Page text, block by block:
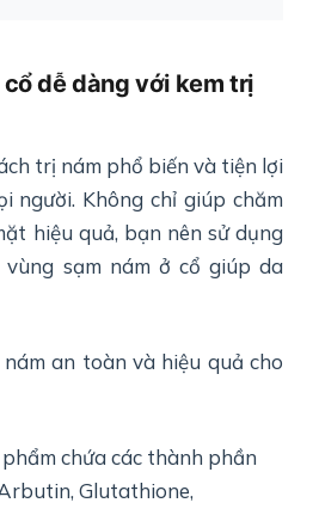
dễ dàng với kem trị
trị nám phổ biến và tiện lợi
người. Không chỉ giúp chăm
hiệu quả, bạn nên sử dụng
sạm nám ở cổ giúp da
an toàn và hiệu quả cho
chứa các thành phần
Glutathione,